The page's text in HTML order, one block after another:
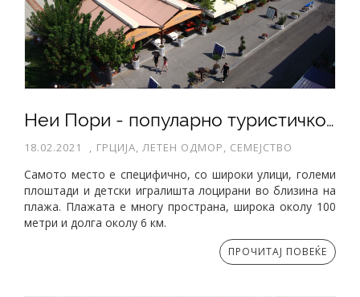
Неи Пори - популарно туристичко место во областа Пиериа
18.02.2021 , ГРЦИЈА, ЛЕТЕН ОДМОР, СЕМЕЈСТВО
Самото место е специфично, со широки улици, големи
плоштади и детски игралишта лоцирани во близина на
плажа. Плажата е многу пространа, широка околу 100
метри и долга околу 6 км.
ПРОЧИТАЈ ПОВЕЌЕ